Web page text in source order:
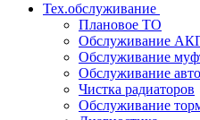
Тех.обслуживание
Плановое ТО
Обслуживание
Обслуживание
Обслуживание
Чистка радиаторов
Обслуживание